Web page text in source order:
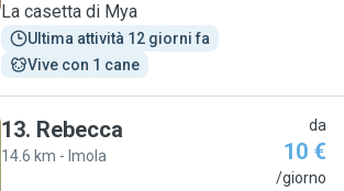
La casetta di Mya
Ultima attività 12 giorni fa
Vive con 1 cane
13. Rebecca
14.6 km - Imola
da
10 €
/giorno